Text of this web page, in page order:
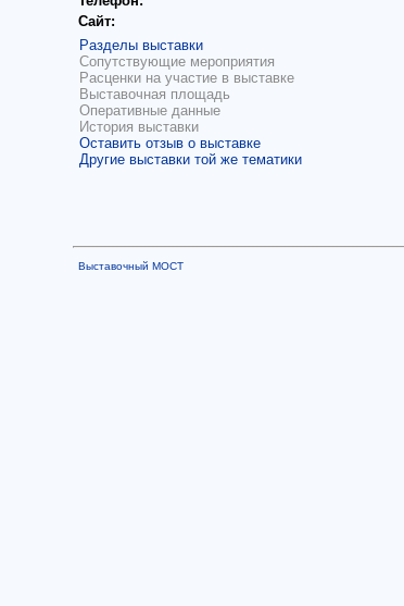
Сайт:
Разделы выставки
Сопутствующие мероприятия
Расценки на участие в выставке
Выставочная площадь
Оперативные данные
История выставки
Оставить отзыв о выставке
Другие выставки той же тематики
Выставочный МОСТ